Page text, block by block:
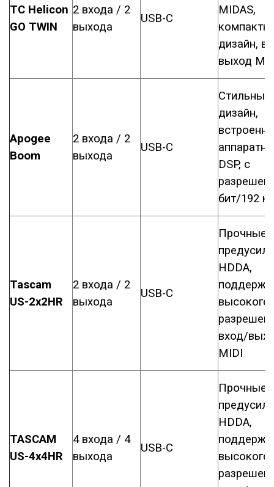
TC Helicon
GO TWIN
2 входа / 2
выхода
USB-C
MIDAS,
дизайн,
выход
Apogee
Boom
2 входа / 2
выхода
USB-C
Стильный
дизайн,
DSP, с
бит/192
Tascam
US-2x2HR
2 входа / 2
выхода
USB-C
Прочные
HDDA,
высокого
вход/
MIDI
TASCAM
US-4x4HR
4 входа / 4
выхода
USB-C
Прочные
HDDA,
высокого